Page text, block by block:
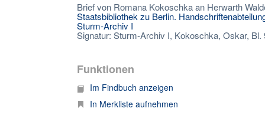
Brief von Romana Kokoschka an Herwarth
Staatsbibliothek zu Berlin.
Sturm-Archiv I
Signatur: Sturm-Archiv I, Kokoschka, Oskar, Bl.
Funktionen
Im Findbuch anzeigen
In Merkliste aufnehmen